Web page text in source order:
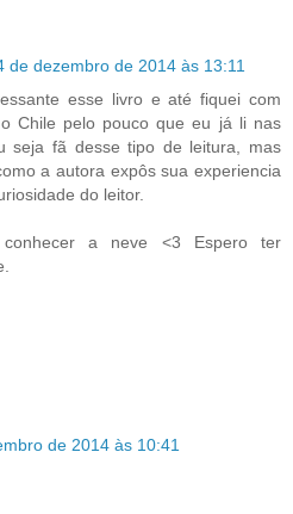
de dezembro de 2014 às 13:11
esse livro e até fiquei com
Chile pelo pouco que eu já li nas
seja fã desse tipo de leitura, mas
a autora expôs sua experiencia
do leitor.
a neve <3 Espero ter
de 2014 às 10:41